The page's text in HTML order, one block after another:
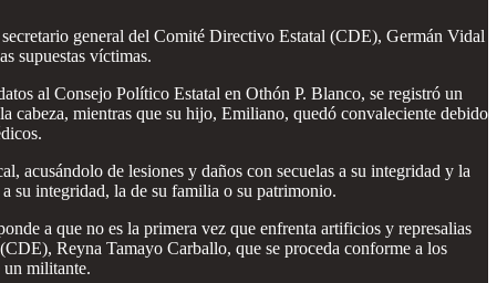
general del Comité Directivo Estatal (CDE), Germán Vidal
supuestas víctimas.
al Consejo Político Estatal en Othón P. Blanco, se registró un
cabeza, mientras que su hijo, Emiliano, quedó convaleciente debido
acusándolo de lesiones y daños con secuelas a su integridad y la
su integridad, la de su familia o su patrimonio.
a que no es la primera vez que enfrenta artificios y represalias
Reyna Tamayo Carballo, que se proceda conforme a los
un militante.